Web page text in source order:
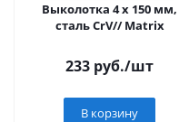
Выколотка 4 x 150 мм,
сталь CrV// Matrix
233 руб./шт
В корзину